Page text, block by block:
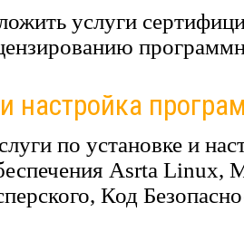
услуги
настройка
по установке и
Asrta
Код